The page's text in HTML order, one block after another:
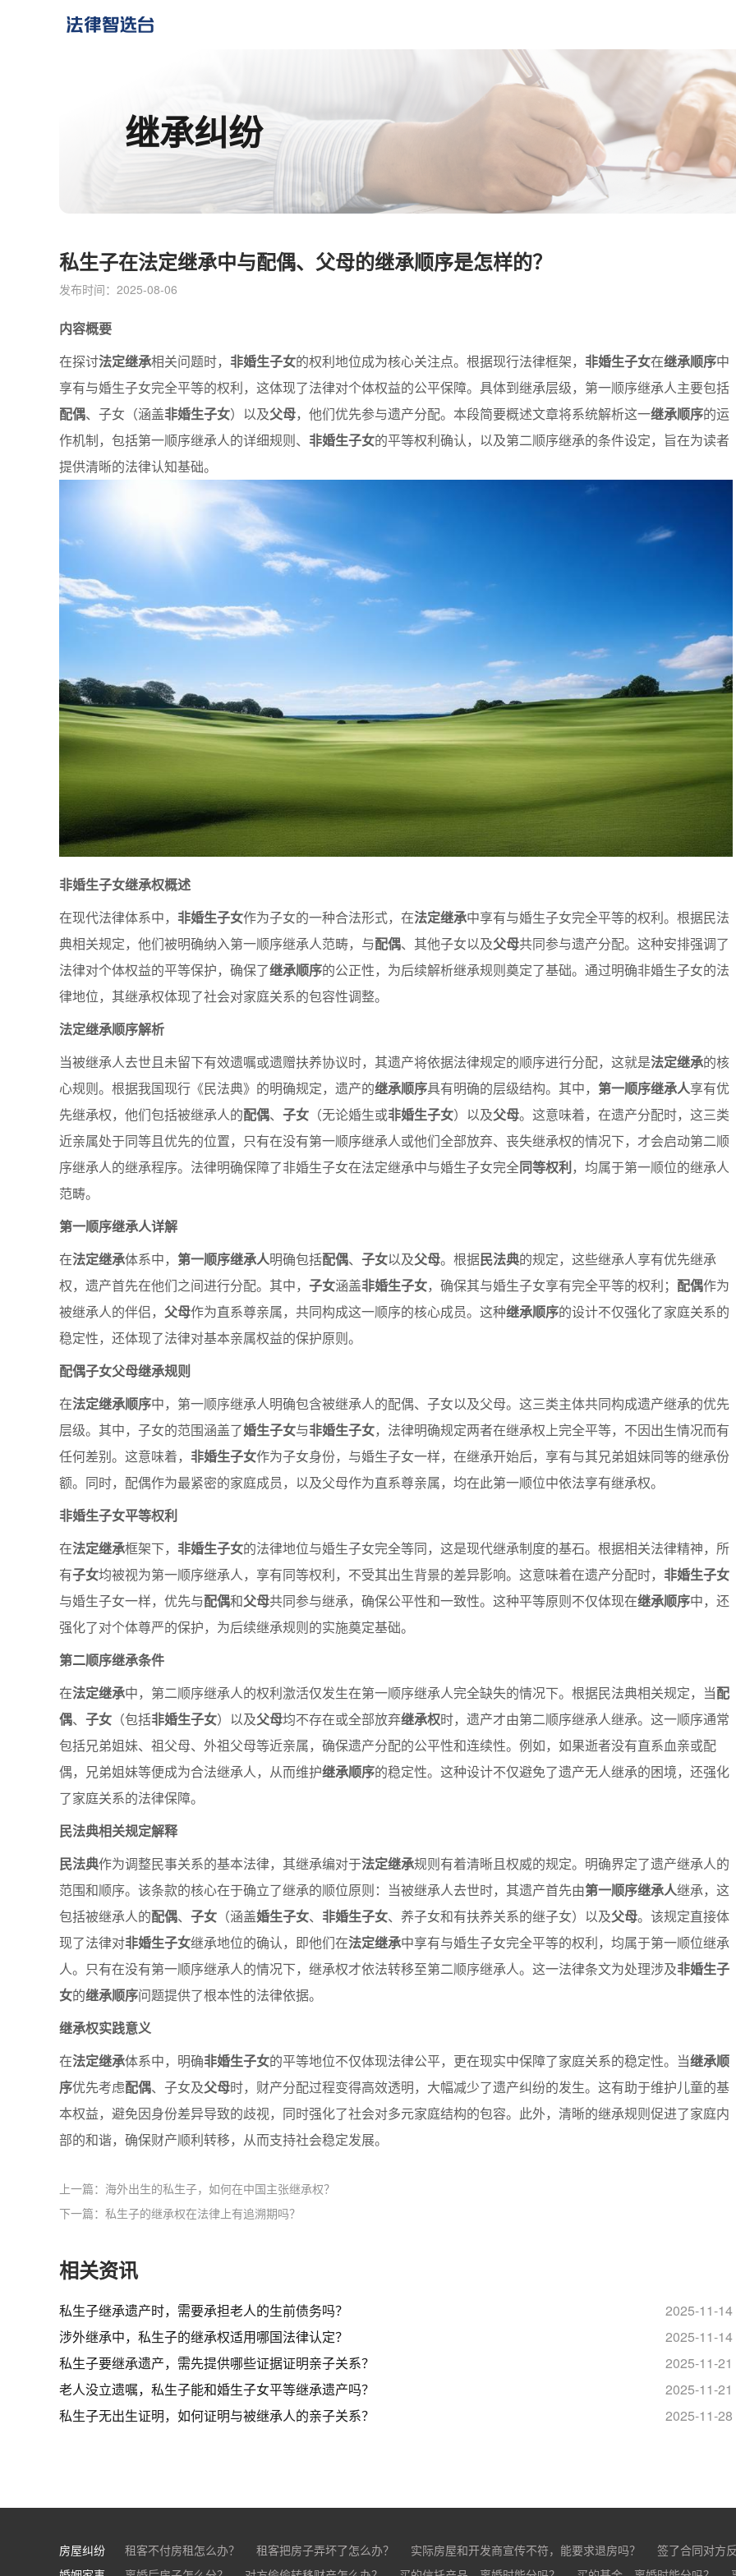
继承纠纷
私生子在法定继承中与配偶、父母的继承顺序是怎样的？
发布时间：2025-08-06
内容概要
在探讨法定继承相关问题时， 非婚生子女的权利地位成为核心关注点。根据现行法律框架， 非婚生子女在继承顺序中
享有与婚生子女完全平等的权利，这体现了法律对个体权益的公平保障。具体到继承层级，第一顺序继承人主要包括
配偶、子女（涵盖非婚生子女）以及父母，他们优先参与遗产分配。本段简要概述文章将系统解析这一继承顺序的运
作机制，包括第一顺序继承人的详细规则、 非婚生子女的平等权利确认，以及第二顺序继承的条件设定，旨在为读者
提供清晰的法律认知基础。
非婚生子女继承权概述
在现代法律体系中， 非婚生子女作为子女的一种合法形式，在法定继承中享有与婚生子女完全平等的权利。根据民法
典相关规定，他们被明确纳入第一顺序继承人范畴，与配偶、其他子女以及父母共同参与遗产分配。这种安排强调了
法律对个体权益的平等保护，确保了继承顺序的公正性，为后续解析继承规则奠定了基础。通过明确非婚生子女的法
律地位，其继承权体现了社会对家庭关系的包容性调整。
法定继承顺序解析
当被继承人去世且未留下有效遗嘱或遗赠扶养协议时，其遗产将依据法律规定的顺序进行分配，这就是法定继承的核
心规则。根据我国现行《民法典》的明确规定，遗产的继承顺序具有明确的层级结构。其中， 第一顺序继承人享有优
先继承权，他们包括被继承人的配偶、 子女 （无论婚生或非婚生子女）以及父母。这意味着，在遗产分配时，这三类
近亲属处于同等且优先的位置，只有在没有第一顺序继承人或他们全部放弃、丧失继承权的情况下，才会启动第二顺
序继承人的继承程序。法律明确保障了非婚生子女在法定继承中与婚生子女完全同等权利，均属于第一顺位的继承人
范畴。
第一顺序继承人详解
在法定继承体系中， 第一顺序继承人明确包括配偶、 子女以及父母。根据民法典的规定，这些继承人享有优先继承
权，遗产首先在他们之间进行分配。其中， 子女涵盖非婚生子女，确保其与婚生子女享有完全平等的权利； 配偶作为
被继承人的伴侣， 父母作为直系尊亲属，共同构成这一顺序的核心成员。这种继承顺序的设计不仅强化了家庭关系的
稳定性，还体现了法律对基本亲属权益的保护原则。
配偶子女父母继承规则
在法定继承顺序中，第一顺序继承人明确包含被继承人的配偶、子女以及父母。这三类主体共同构成遗产继承的优先
层级。其中，子女的范围涵盖了婚生子女与非婚生子女，法律明确规定两者在继承权上完全平等，不因出生情况而有
任何差别。这意味着， 非婚生子女作为子女身份，与婚生子女一样，在继承开始后，享有与其兄弟姐妹同等的继承份
额。同时，配偶作为最紧密的家庭成员，以及父母作为直系尊亲属，均在此第一顺位中依法享有继承权。
非婚生子女平等权利
在法定继承框架下， 非婚生子女的法律地位与婚生子女完全等同，这是现代继承制度的基石。根据相关法律精神，所
有子女均被视为第一顺序继承人，享有同等权利，不受其出生背景的差异影响。这意味着在遗产分配时， 非婚生子女
与婚生子女一样，优先与配偶和父母共同参与继承，确保公平性和一致性。这种平等原则不仅体现在继承顺序中，还
强化了对个体尊严的保护，为后续继承规则的实施奠定基础。
第二顺序继承条件
在法定继承中，第二顺序继承人的权利激活仅发生在第一顺序继承人完全缺失的情况下。根据民法典相关规定，当配
偶、 子女 （包括非婚生子女）以及父母均不存在或全部放弃继承权时，遗产才由第二顺序继承人继承。这一顺序通常
包括兄弟姐妹、祖父母、外祖父母等近亲属，确保遗产分配的公平性和连续性。例如，如果逝者没有直系血亲或配
偶，兄弟姐妹等便成为合法继承人，从而维护继承顺序的稳定性。这种设计不仅避免了遗产无人继承的困境，还强化
了家庭关系的法律保障。
民法典相关规定解释
民法典作为调整民事关系的基本法律，其继承编对于法定继承规则有着清晰且权威的规定。明确界定了遗产继承人的
范围和顺序。该条款的核心在于确立了继承的顺位原则：当被继承人去世时，其遗产首先由第一顺序继承人继承，这
包括被继承人的配偶、 子女 （涵盖婚生子女、 非婚生子女、养子女和有扶养关系的继子女）以及父母。该规定直接体
现了法律对非婚生子女继承地位的确认，即他们在法定继承中享有与婚生子女完全平等的权利，均属于第一顺位继承
人。只有在没有第一顺序继承人的情况下，继承权才依法转移至第二顺序继承人。这一法律条文为处理涉及非婚生子
女的继承顺序问题提供了根本性的法律依据。
继承权实践意义
在法定继承体系中，明确非婚生子女的平等地位不仅体现法律公平，更在现实中保障了家庭关系的稳定性。当继承顺
序优先考虑配偶、子女及父母时，财产分配过程变得高效透明，大幅减少了遗产纠纷的发生。这有助于维护儿童的基
本权益，避免因身份差异导致的歧视，同时强化了社会对多元家庭结构的包容。此外，清晰的继承规则促进了家庭内
部的和谐，确保财产顺利转移，从而支持社会稳定发展。
上一篇：海外出生的私生子，如何在中国主张继承权？
下一篇：私生子的继承权在法律上有追溯期吗？
相关资讯
私生子继承遗产时，需要承担老人的生前债务吗？
2025-11-14
涉外继承中，私生子的继承权适用哪国法律认定？
2025-11-14
私生子要继承遗产，需先提供哪些证据证明亲子关系？
2025-11-21
老人没立遗嘱，私生子能和婚生子女平等继承遗产吗？
2025-11-21
私生子无出生证明，如何证明与被继承人的亲子关系？
2025-11-28
房屋纠纷 租客不付房租怎么办？ 租客把房子弄坏了怎么办？ 实际房屋和开发商宣传不符，能要求退房吗？
签了合同对方